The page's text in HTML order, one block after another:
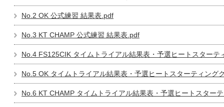
No.2 OK 公式練習 結果表.pdf
No.3 KT CHAMP 公式練習 結果表.pdf
No.4 FS125CIK タイムトライアル結果表・予選ヒートスターテ
No.5 OK タイムトライアル結果表・予選ヒートスターティング
No.6 KT CHAMP タイムトライアル結果表・予選ヒートスター